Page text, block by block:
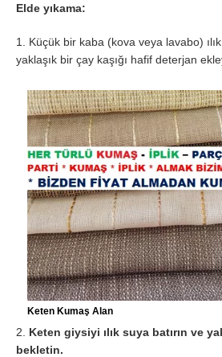
Elde yıkama:
1. Küçük bir kaba (kova veya lavabo)
yaklaşık bir çay kaşığı hafif deterjan
Keten Kumaş Alan
2. Keten giysiyi ılık suya batırın ve
bekletin.